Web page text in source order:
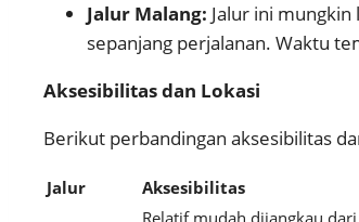
Jalur Malang: Jalur ini
sepanjang perjalanan. Waktu
Aksesibilitas dan Lokasi
Berikut perbandingan aksesibilitas
Jalur Aksesibilitas